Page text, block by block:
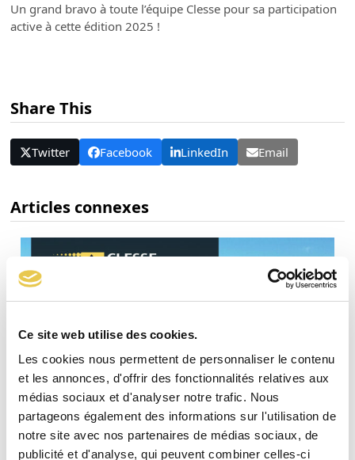
Ce site web utilise des cookies.
Les cookies nous permettent de personnaliser le contenu
et les annonces, d'offrir des fonctionnalités relatives aux
médias sociaux et d'analyser notre trafic. Nous
partageons également des informations sur l'utilisation de
notre site avec nos partenaires de médias sociaux, de
publicité et d'analyse, qui peuvent combiner celles-ci
Un grand bravo à toute l’équipe Clesse pour sa participation
active à cette édition 2025 !
Share This
Twitter Facebook LinkedIn Email
Articles connexes